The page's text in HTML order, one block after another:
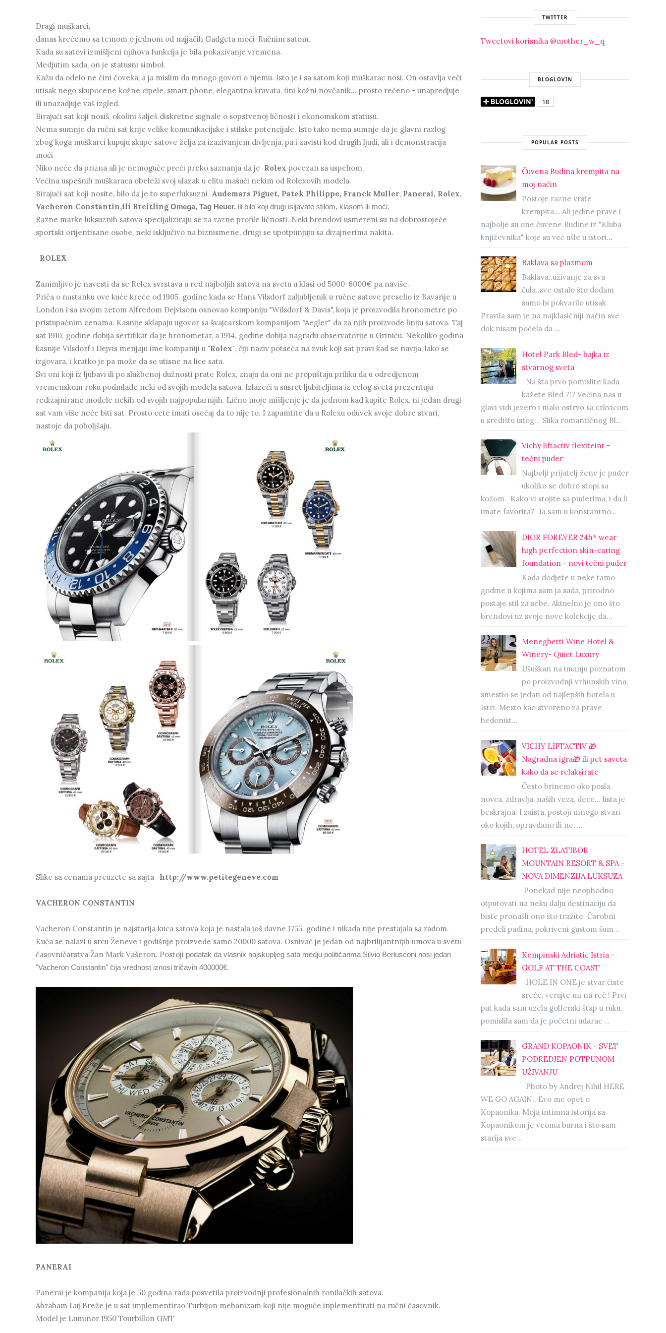
Dragi muškarci,
danas krećemo sa temom o jednom od najjačih Gadgeta moći-Ručnim satom.
Kada su satovi izmišljeni njihova funkcija je bila pokazivanje vremena.
Medjutim sada, on je statusni simbol.
Kažu da odelo ne čini čoveka, a ja mislim da mnogo govori o njemu. Isto je i sa satom koji muškarac nosi. On ostavlja veći
utisak nego skupocene kožne cipele, smart phone, elegantna kravata, fini kožni novčanik... prosto rečeno - unapredjuje
ili unazadjuje vaš izgled.
Birajući sat koji nosiš, okolini šalješ diskretne signale o sopstvenoj ličnosti i ekonomskom statusu.
Nema sumnje da ručni sat krije velike komunikacijske i stilske potencijale. Isto tako nema sumnje da je glavni razlog
zbog koga muškarci kupuju skupe satove želja za izazivanjem divljenja, pa i zavisti kod drugih ljudi, ali i demonstracija
moći.
Niko neće da prizna ali je nemoguće preći preko saznanja da je Rolex povezan sa uspehom.
Većina uspešnih muškaraca obeleži svoj ulazak u elitu mašući nekim od Rolexovih modela.
Birajući sat koji nosite, bilo da je to superluksuzni Audemars Piguet, Patek Philippe, Franck Muller, Panerai, Rolex,
Vacheron Constantin,ili BreitlingOmega, Tag Heuer, ili bilo koji drugi isijavate stilom, klasom ili moći.
Razne marke luksuznih satova specijaliziraju se za razne profile ličnosti. Neki brendovi usmereni su na dobrostojeće
sportski orijentisane osobe, neki isključivo na biznismene, drugi se upotpunjuju sa dizajnerima nakita.
ROLEX
Zanimljivo je navesti da se Rolex svrstava u red najboljih satova na svetu u klasi od 5000-6000€ pa naviše.
Priča o nastanku ove kuće kreće od 1905. godine kada se Hans Vilsdorf zaljubljenik u ručne satove preselio iz Bavarije u
London i sa svojim zetom Alfredom Dejvisom osnovao kompaniju "Wilsdorf & Davis", koja je proizvodila hronometre po
pristupačnim cenama. Kasnije sklapaju ugovor sa švajcarskom kompanijom "Aegler" da za njih proizvode liniju satova. Taj
sat 1910. godine dobija sertifikat da je hronometar, a 1914. godine dobija nagradu observatorije u Griniču. Nekoliko godina
kasnije Vilsdorf i Dejvis menjaju ime kompaniji u "Rolex", čiji naziv potseća na zvuk koji sat pravi kad se navija, lako se
izgovara, i kratko je pa može da se utisne na lice sata.
Svi oni koji iz ljubavi ili po službenoj dužnosti prate Rolex, znaju da oni ne propuštaju priliku da u odredjenom
vremenskom roku podmlade neki od svojih modela satova. Izlazeći u susret ljubiteljima iz celog sveta prezentuju
redizajnirane modele nekih od svojih najpopularnijih. Lično moje mišljenje je da jednom kad kupite Rolex, ni jedan drugi
sat vam više neće biti sat. Prosto cete imati osećaj da to nije to. I zapamtite da u Rolexu oduvek svoje dobre stvari,
nastoje da poboljšaju.
Slike sa cenama preuzete sa sajta -http://www.petitegeneve.com
VACHERON CONSTANTIN
Vacheron Constantin je najstarija kuca satova koja je nastala još davne 1755. godine i nikada nije prestajala sa radom.
Kuća se nalazi u srcu Ženeve i godišnje proizvede samo 20000 satova. Osnivač je jedan od najbrilijantnijih umova u svetu
časovničarstva Žan Mark Vašeron. Postoji podatak da vlasnik najskupljeg sata medju političarima Silvio Berlusconi nosi jedan
"Vacheron Constantin" čija vrednost iznosi tričavih 400000€.
PANERAI
Panerai je kompanija koja je 50 godina rada posvetila proizvodnji profesionalnih ronilačkih satova.
Abraham Luj Breže je u sat implementirao Turbijon mehanizam koji nije moguće inplementirati na ručni časovnik.
Model je Luminor 1950 Tourbillon GMT
TWITTER
Tweetovi korisnika @mother_w_q
BLOGLOVIN
POPULAR POSTS
Čuvena Budina krempita na
moj način
Postoje razne vrste
krempita... Ali jedine prave i
najbolje su one čuvene Budine iz "Kluba
književnika" koje su već ušle u istori...
Baklava sa plazmom
Baklava..uživanje za sva
čula..sve ostalo što dodam
samo bi pokvarilo utisak.
Pravila sam je na najklasičniji način sve
dok nisam počela da ...
Hotel Park Bled- bajka iz
stvarnog sveta
Na šta prvo pomislite kada
kažete Bled ?!? Većina nas u
glavi vidi jezero i malo ostrvo sa crkvicom
u središtu istog… Slika romantičnog Bl...
Vichy liftactiv flexiteint -
tečni puder
Najbolji prijatelj žene je puder
ukoliko se dobro stopi sa
kožom. Kako vi stojite sa puderima, i da li
imate favorita? Ja sam u konstantno...
DIOR FOREVER 24h* wear
high perfection skin-caring
foundation - novi tečni puder
Kada dodjete u neke tamo
godine u kojima sam ja sada, prirodno
postaje stil za sebe. Aktuelno je ono što
brendovi uz svoje nove kolekcije da...
Meneghetti Wine Hotel &
Winery- Quiet Luxury
Ušuškan na imanju poznatom
po proizvodnji vrhunskih vina,
smestio se jedan od najlepših hotela u
Istri. Mesto kao stvoreno za prave
hedonist...
VICHY LIFTACTIV 🎁
Nagradna igra🎁 ili pet saveta
kako da se relaksirate
Često brinemo oko posla,
novca, zdravlja, naših veza, dece… lista je
beskrajna. I zaista, postoji mnogo stvari
oko kojih, opravdano ili ne, ...
HOTEL ZLATIBOR
MOUNTAIN RESORT & SPA -
NOVA DIMENZIJA LUKSUZA
Ponekad nije neophodno
otputovati na neku dalju destinaciju da
biste pronašli ono što tražite. Čarobni
predeli padina, pokriveni gustom šum...
Kempinski Adriatic Istria -
GOLF AT THE COAST
HOLE IN ONE je stvar čiste
sreće, verujte mi na reč ! Prvi
put kada sam uzela golferski štap u ruku,
pomislila sam da je početni udarac ...
GRAND KOPAONIK - SVET
PODREDJEN POTPUNOM
UŽIVANJU
Photo by Andrej Nihil HERE
WE GO AGAIN.. Evo me opet o
Kopaoniku. Moja intimna istorija sa
Kopaonikom je veoma burna i što sam
starija sve...